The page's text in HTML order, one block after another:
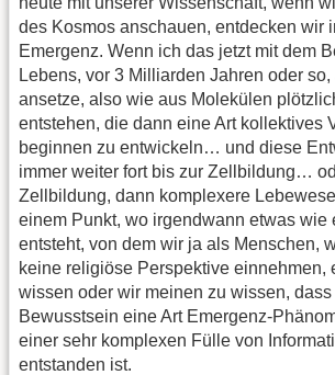
des Kosmos anschauen, entdecken wir
Emergenz. Wenn ich das jetzt mit dem
Lebens, vor 3 Milliarden Jahren oder
ansetze, also wie aus Molekülen
entstehen, die dann eine Art kollektives
beginnen zu entwickeln… und diese
immer weiter fort bis zur Zellbildung…
Zellbildung, dann komplexere
einem Punkt, wo irgendwann etwas wie
entsteht, von dem wir ja als Menschen,
keine religiöse Perspektive einnehmen,
wissen oder wir meinen zu wissen,
Bewusstsein eine Art Emergenz-
einer sehr komplexen Fülle von
entstanden ist.